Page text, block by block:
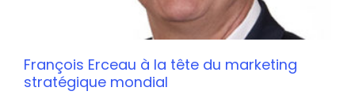
François Erceau à la tête du marketing
stratégique mondial